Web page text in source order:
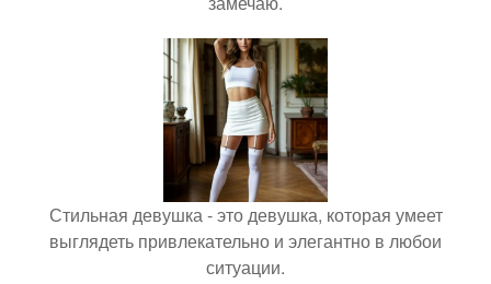
Стильная девушка - это девушка, которая умеет
выглядеть привлекательно и элегантно в любои
ситуации.